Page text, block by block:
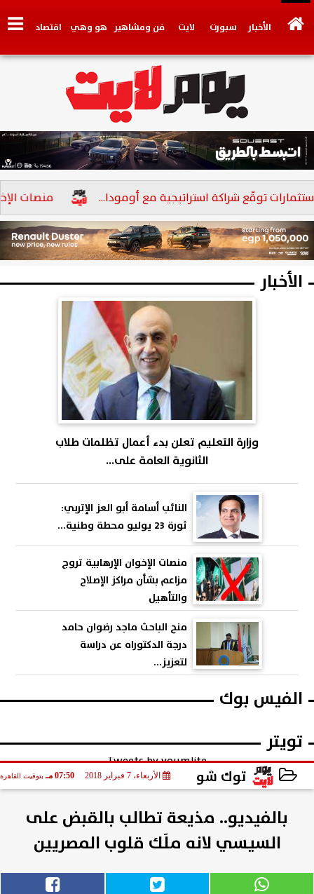
الأخبار سبورت لايت فن ومشاهير هو وهي اقتصاد
وجهات نظر فيديو سيارات
منصات الإخوان توقّع شراكة استراتيجية مع أومودا...
الأخبار
وزارة التعليم تعلن بدء أعمال تظلمات طلاب
الثانوية العامة على...
النائب أسامة أبو العز الإتربي:
ثورة 23 يوليو محطة وطنية...
منصات الإخوان الإرهابية تروج
مزاعم بشأن مراكز الإصلاح
والتأهيل
منح الباحث ماجد رضوان حامد
درجة الدكتوراه عن دراسة
لتعزيز...
الفيس بوك
تويتر
Tweets by youmlite
توك شو الأربعاء، 7 فبراير 2018 07:50 مـ بتوقيت القاهرة
بالفيديو.. مذيعة تطالب بالقبض على
السيسي لانه ملَك قلوب المصريين